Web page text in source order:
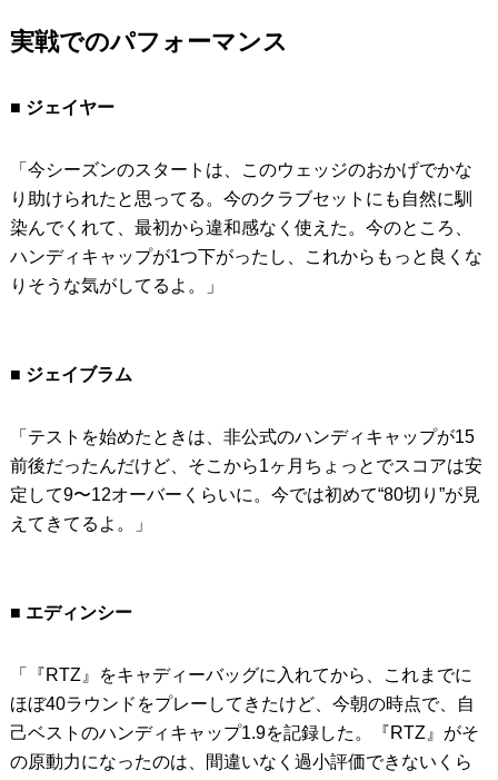
実戦でのパフォーマンス
■ ジェイヤー
「今シーズンのスタートは、このウェッジのおかげでかな
り助けられたと思ってる。今のクラブセットにも自然に馴
染んでくれて、最初から違和感なく使えた。今のところ、
ハンディキャップが1つ下がったし、これからもっと良くな
りそうな気がしてるよ。」
■ ジェイブラム
「テストを始めたときは、非公式のハンディキャップが15
前後だったんだけど、そこから1ヶ月ちょっとでスコアは安
定して9〜12オーバーくらいに。今では初めて“80切り”が見
えてきてるよ。」
■ エディンシー
「『RTZ』をキャディーバッグに入れてから、これまでに
ほぼ40ラウンドをプレーしてきたけど、今朝の時点で、自
己ベストのハンディキャップ1.9を記録した。『RTZ』がそ
の原動力になったのは、間違いなく過小評価できないくら